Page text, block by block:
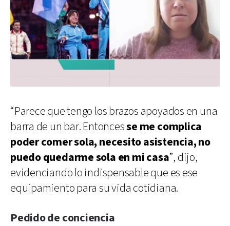
“Parece que tengo los brazos apoyados en una
barra de un bar. Entoncesse me complica
poder comer sola, necesito asistencia, no
puedo quedarme sola en mi casa”, dijo,
evidenciando lo indispensable que es ese
equipamiento para su vida cotidiana.
Pedido de conciencia